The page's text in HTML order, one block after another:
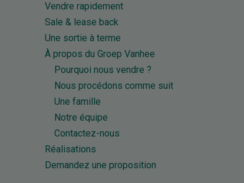
Vendre rapidement
Sale & lease back
Une sortie à terme
À propos du Groep Vanhee
Pourquoi nous vendre ?
Nous procédons comme suit
Une famille
Notre équipe
Contactez-nous
Réalisations
Demandez une proposition